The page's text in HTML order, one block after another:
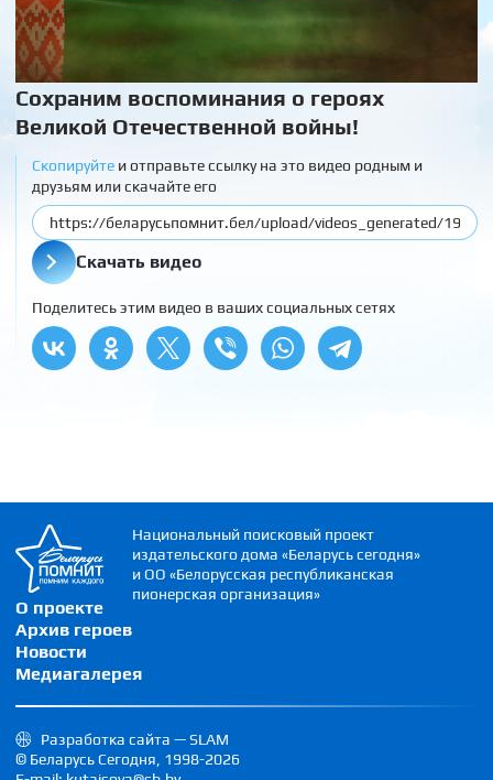
Сохраним воспоминания о героях
Великой Отечественной войны!
Скопируйтеи отправьте ссылку на это видео родным и
друзьям или скачайте его
Скачать видео
Поделитесь этим видео в ваших социальных сетях
О проекте
Архив героев
Новости
Медиагалерея
Национальный поисковый проект
издательского дома «Беларусь сегодня»
и ОО «Белорусская республиканская
пионерская организация»
Разработка сайта — SLAM
© Беларусь Сегодня, 1998-2026